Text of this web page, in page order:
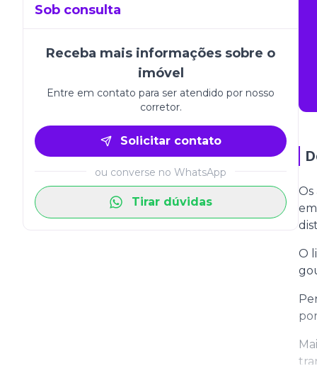
Sob consulta
Receba mais informações sobre o
imóvel
Entre em contato para ser atendido por nosso
corretor.
Solicitar contato
ou converse no WhatsApp
Tirar dúvidas
O